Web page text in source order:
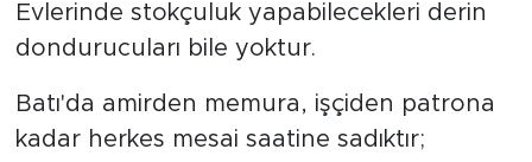
Evlerinde stokçuluk yapabilecekleri derin
dondurucuları bile yoktur.
Batı'da amirden memura, işçiden patrona
kadar herkes mesai saatine sadıktır;